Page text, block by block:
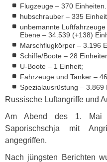
Flugzeuge – 370 Einheiten.
hubschrauber – 335
unbemannte
Ebene – 34.539 (+138)
Marschflugkörper – 3.196
Schiffe/Boote – 28
U-Boote – 1 Einheit;
Fahrzeuge und Tanker –
Spezialausrüstung – 3.869
Russische Luftangriffe und
Am Abend des 1. Mai
Saporischschja mit
angegriffen.
Nach jüngsten Berichten